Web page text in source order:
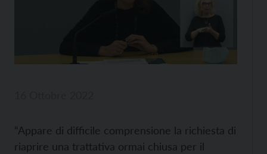
“Appare di difficile comprensione la richiesta di
riaprire una trattativa ormai chiusa per il